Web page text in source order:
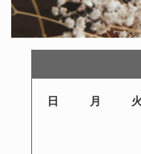
日 月 火